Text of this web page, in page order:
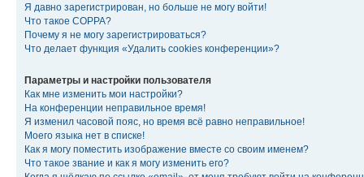
Я давно зарегистрирован, но больше не могу войти!
Что такое COPPA?
Почему я не могу зарегистрироваться?
Что делает функция «Удалить cookies конференции»?
Параметры и настройки пользователя
Как мне изменить мои настройки?
На конференции неправильное время!
Я изменил часовой пояс, но время всё равно неправильное!
Моего языка нет в списке!
Как я могу поместить изображение вместе со своим именем?
Что такое звание и как я могу изменить его?